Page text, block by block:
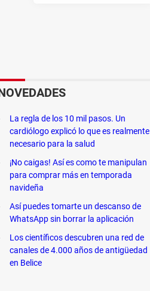
saber que
la plataforma.
usuarios retransmitió en tiempo
de audiencia alcanzando un pico
canal oficialdonde transmiten sus
distingue aKickde su máximo
todo para los
de
. Para quienes se
similitudes con
La regla de los 10 mil pasos. Un
cardiólogo explicó lo que es realmente
necesario para la salud
¡No caigas! Así es como te manipulan
para comprar más en temporada
navideña
Así puedes tomarte un descanso de
WhatsApp sin borrar la aplicación
Los científicos descubren una red de
canales de 4.000 años de antigüedad
en Belice